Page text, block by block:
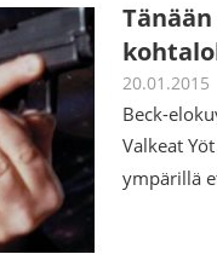
20.01.2015
Beck-
Valkeat
ympärillä